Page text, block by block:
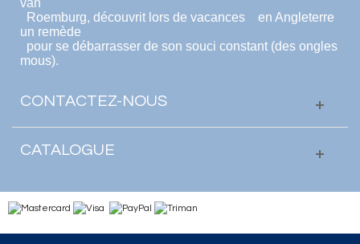
Roemburg, découvrit lors de vacances en Angleterre
un remède
pour se débarrasser de son souci constant (des ongles
mous).
CONTACTEZ-NOUS
CATALOGUE